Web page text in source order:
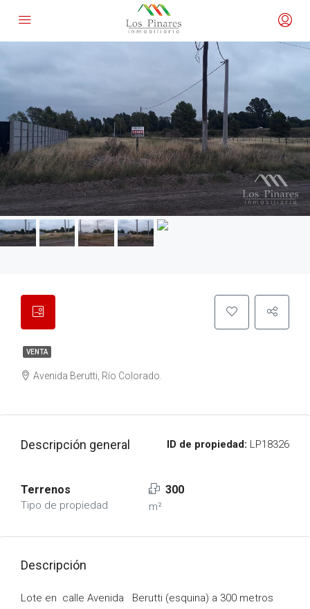
VENTA
Avenida Berutti, Río Colorado.
Descripción general ID de propiedad: LP18326
Terrenos
Tipo de propiedad
300
m²
Descripción
Lote en calle Avenida Berutti (esquina) a 300 metros